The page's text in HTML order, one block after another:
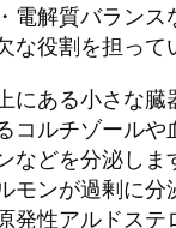
電解質バランス
な役割を担って
にある小さな臓
コルチゾールや
などを分泌しま
モンが過剰に分
発性アルドステ